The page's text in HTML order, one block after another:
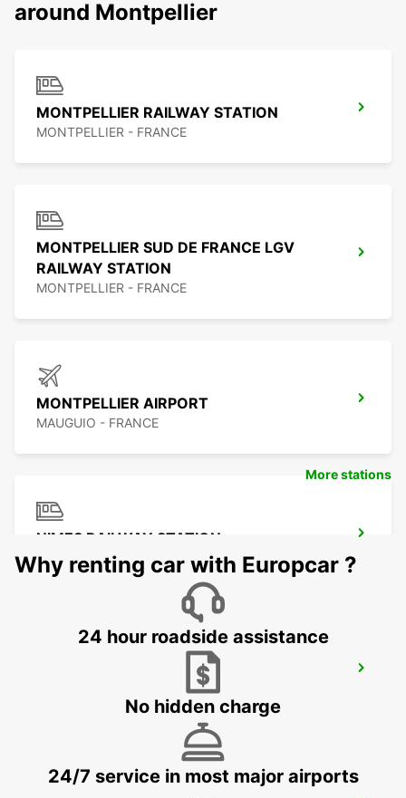
around Montpellier
MONTPELLIER RAILWAY STATION
MONTPELLIER - FRANCE
MONTPELLIER SUD DE FRANCE LGV
RAILWAY STATION
MONTPELLIER - FRANCE
MONTPELLIER AIRPORT
MAUGUIO - FRANCE
NIMES RAILWAY STATION
NIMES - FRANCE
BEZIERS AIRPORT OPEN 2 12 25
PORTIRAGNES - FRANCE
More stations
Why renting car with Europcar ?
24 hour roadside assistance
No hidden charge
24/7 service in most major airports